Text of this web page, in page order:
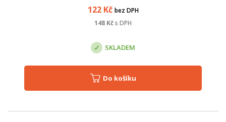
122Kč bez DPH
148 Kčs DPH
SKLADEM
Do košíku